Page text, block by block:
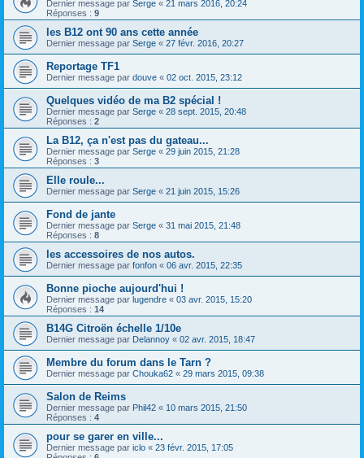
Dernier message par Serge « 21 mars 2016, 20:24
Réponses : 9
les B12 ont 90 ans cette année
Dernier message par Serge « 27 févr. 2016, 20:27
Reportage TF1
Dernier message par douve « 02 oct. 2015, 23:12
Quelques vidéo de ma B2 spécial !
Dernier message par Serge « 28 sept. 2015, 20:48
Réponses : 2
La B12, ça n'est pas du gateau...
Dernier message par Serge « 29 juin 2015, 21:28
Réponses : 3
Elle roule...
Dernier message par Serge « 21 juin 2015, 15:26
Fond de jante
Dernier message par Serge « 31 mai 2015, 21:48
Réponses : 8
les accessoires de nos autos.
Dernier message par fonfon « 06 avr. 2015, 22:35
Bonne pioche aujourd'hui !
Dernier message par lugendre « 03 avr. 2015, 15:20
Réponses : 14
B14G Citroën échelle 1/10e
Dernier message par Delannoy « 02 avr. 2015, 18:47
Membre du forum dans le Tarn ?
Dernier message par Chouka62 « 29 mars 2015, 09:38
Salon de Reims
Dernier message par Phil42 « 10 mars 2015, 21:50
Réponses : 4
pour se garer en ville...
Dernier message par iclo « 23 févr. 2015, 17:05